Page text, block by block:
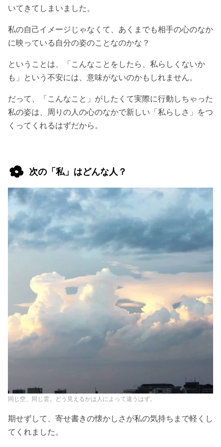
いてきてしまいました。
私の自己イメージじゃなくて、あくまでも相手の心のなか
に映っている自分の姿のことなのかな？
ということは、「こんなことをしたら、私らしくないか
も」という不安には、意味がないのかもしれません。
だって、「こんなこと」がしたくて実際に行動しちゃった
私の姿は、周りの人の心のなかで新しい「私らしさ」をつ
くってくれるはずだから。
次の「私」はどんな人？
同じ空、同じ雲。どう見えるかは人によって違うはず。
期せずして、寄せ書きの懐かしさが私の気持ちまで軽くし
てくれました。